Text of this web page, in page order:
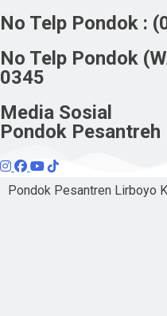
No Telp Pondok :
No Telp Pondok
0345
Media Sosial
Pondok Pesantreh
Pondok Pesantren Lirboyo